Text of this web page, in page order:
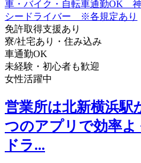
免許取得支援あり
寮/社宅あり・住み込み
車通勤OK
未経験・初心者も歓迎
女性活躍中
営業所は北新横浜駅
つのアプリで効率
ドラ...